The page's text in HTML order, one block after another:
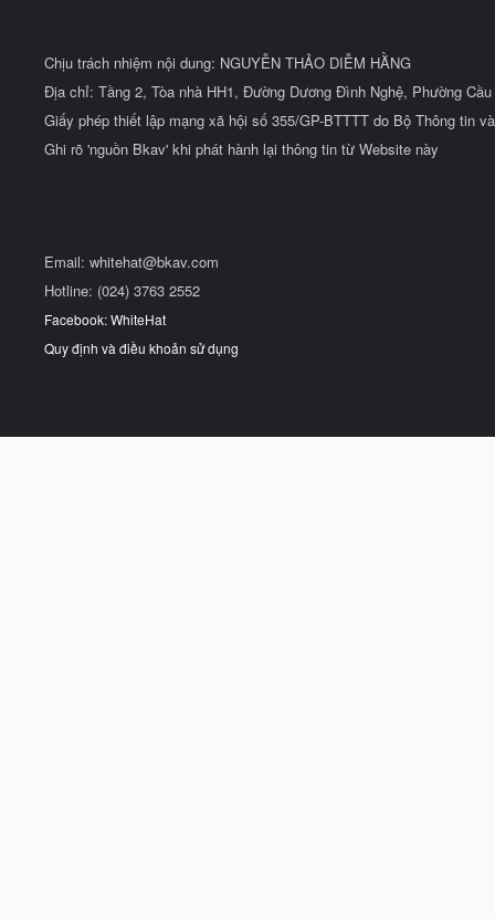
Chịu trách nhiệm nội dung: NGUYỄN THẢO DIỄM HẰNG
Địa chỉ: Tầng 2, Tòa nhà HH1, Đường Dương Đình Nghệ, Phường
Giấy phép thiết lập mạng xã hội số 355/GP-BTTTT do Bộ Thông tin
Ghi rõ 'nguồn Bkav' khi phát hành lại thông tin từ Website này
Email: whitehat@bkav.com
Hotline: (024) 3763 2552
Facebook: WhiteHat
Quy định và điều khoản sử dụng